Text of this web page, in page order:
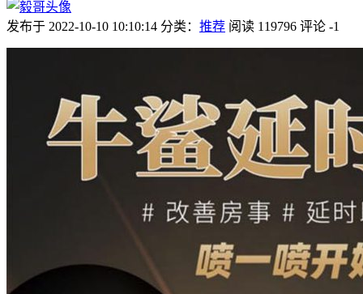
发布于 2022-10-10 10:10:14 分类： 推荐 阅读 119796 评论 -1